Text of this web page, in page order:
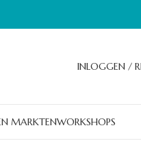
INLOGGEN /
MARKTENWORKSHOPS